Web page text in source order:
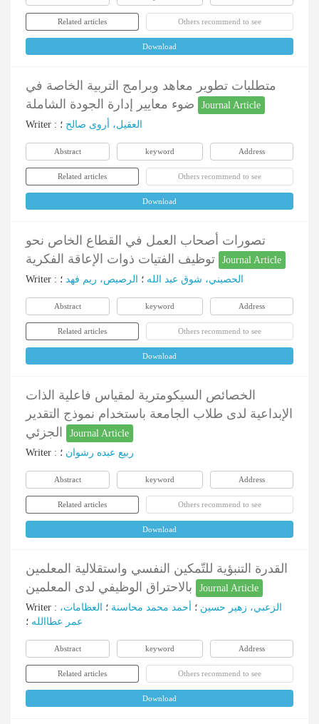
Related articles Others recommend to see
Download
متطلبات تطوير معاهد وبرامج التربية الخاصة في
Journal Article
Writer : العقيل، أروى صالح ؛
Abstract keyword Address
Related articles Others recommend to see
Download
تصورات أصحاب العمل في القطاع الخاص نحو
Journal Article
Writer : الحصيني، شوق عبد الله ؛ الرصيص، ريم فهد ؛
Abstract keyword Address
Related articles Others recommend to see
Download
الخصائص السيكومترية لمقياس فاعلية الذات
الإبداعية لدى طلاب الجامعة باستخدام نموذج التقدير
Journal Article
Writer : ربيع عبده رشوان ؛
Abstract keyword Address
Related articles Others recommend to see
Download
القدرة التنبؤية للتّمكين النفسي واستقلالية المعلمين
Journal Article
Writer : الزعبي، زهير حسين ؛ أحمد محمد محاسنة ؛
العظامات،
عمر عطاالله ؛
Abstract keyword Address
Related articles Others recommend to see
Download